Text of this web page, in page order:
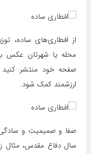
از افطاری‌های ساده،
محله یا شهرتان عکس
صفحه خود منتشر کنید
ارزشمند کمک شود.
صفا و صمیمیت و
سال دفاع مقدس، مثال